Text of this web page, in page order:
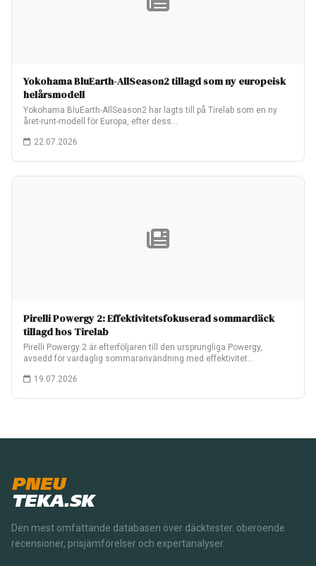
Yokohama BluEarth-AllSeason2 tillagd som ny europeisk
helårsmodell
Yokohama BluEarth-AllSeason2 har lagts till på Tirelab som en ny
året-runt-modell för Europa, efter dess…
22.07.2026
Pirelli Powergy 2: Effektivitetsfokuserad sommardäck
tillagd hos Tirelab
Pirelli Powergy 2 är efterföljaren till den ursprungliga Powergy,
avsedd för vardaglig sommaranvändning med effektivitet…
19.07.2026
PNEU
TEKA.SK
Den mest omfattande databasen över däcktester. oberoende
recensioner, prisjämförelser och expertanalyser.